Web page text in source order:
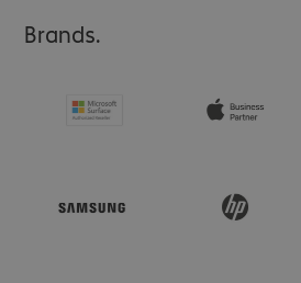
Brands.